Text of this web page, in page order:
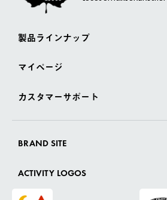
製品ラインナップ
マイページ
カスタマーサポート
BRAND SITE
ACTIVITY LOGOS